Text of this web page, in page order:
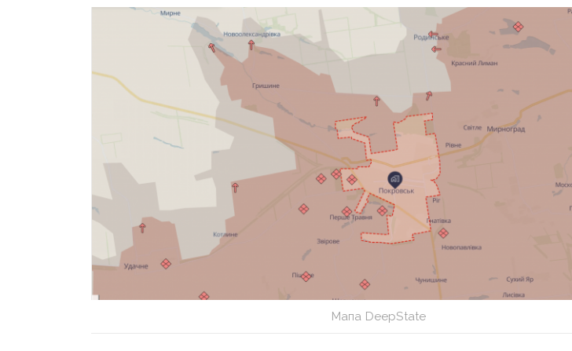
Мапа DeepState